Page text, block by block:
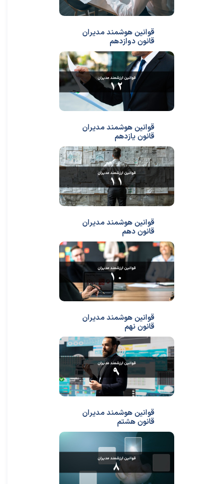
قوانین هوشمند مدیران
قانون دوازدهم
قوانین هوشمند مدیران
قانون یازدهم
قوانین هوشمند مدیران
قانون دهم
قوانین هوشمند مدیران
قانون نهم
قوانین هوشمند مدیران
قانون هشتم